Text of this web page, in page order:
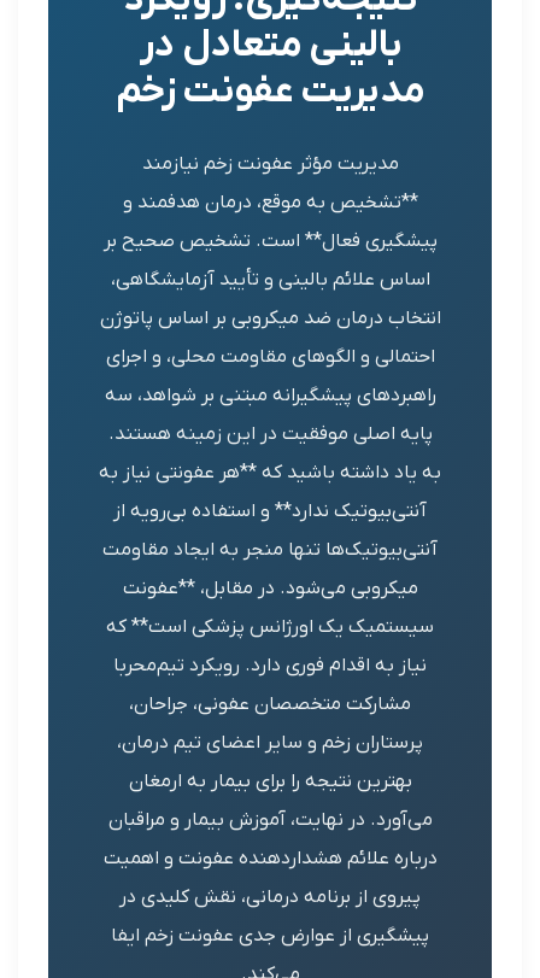
بالینی متعادل در
عفونت زخم
مدیریت مؤثر عفونت زخم نیازمند
**تشخیص به موقع، درمان هدفمند و
فعال** است. تشخیص صحیح بر
علائم بالینی و تأیید آزمایشگاهی،
درمان ضد میکروبی بر اساس پاتوژن
و الگوهای مقاومت محلی، و اجرای
پیشگیرانه مبتنی بر شواهد، سه
اصلی موفقیت در این زمینه هستند.
داشته باشید که **هر عفونتی نیاز به
ندارد** و استفاده بی‌رویه از
تنها منجر به ایجاد مقاومت
میکروبی می‌شود. در مقابل، **عفونت
یک اورژانس پزشکی است** که
به اقدام فوری دارد. رویکرد تیم‌محربا
مشارکت متخصصان عفونی، جراحان،
زخم و سایر اعضای تیم درمان،
بهترین نتیجه را برای بیمار به ارمغان
در نهایت، آموزش بیمار و مراقبان
علائم هشداردهنده عفونت و اهمیت
پیروی از برنامه درمانی، نقش کلیدی در
از عوارض جدی عفونت زخم ایفا